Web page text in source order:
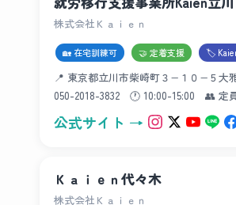
株式会社Ｋａｉｅｎ
🏡 在宅訓練可 🤝 定着支援 🏷
📍 東京都立川市柴崎町３−１０−５
050-2018-3832 🕐 10:00-15:00 👥 定
公式サイト →
Ｋａｉｅｎ代々木
株式会社Ｋａｉｅｎ